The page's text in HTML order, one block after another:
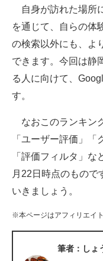
ITの今と未来を見通す
スマホと通信の最新ト
進化するPCとデバイ
ビジネスと働き方のヒ
企業ITのトレンドを詳
ITエンジニア向け専門
自身が訪れた場所
を通じて、自らの体
の検索以外にも、よ
できます。今回は静
る人に向けて、
す。
なおこのランキン
「ユーザー評価」「
「評価フィルタ」
月22日時点のもので
いきましょう。
※本ページはアフィリエイ
筆者：しょ